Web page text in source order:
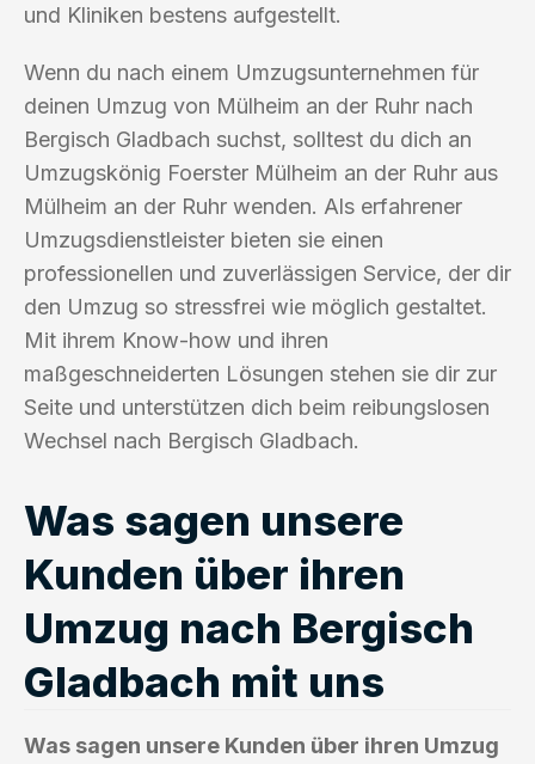
und Kliniken bestens aufgestellt.
Wenn du nach einem Umzugsunternehmen für
deinen Umzug von Mülheim an der Ruhr nach
Bergisch Gladbach suchst, solltest du dich an
Umzugskönig Foerster Mülheim an der Ruhr aus
Mülheim an der Ruhr wenden. Als erfahrener
Umzugsdienstleister bieten sie einen
professionellen und zuverlässigen Service, der dir
den Umzug so stressfrei wie möglich gestaltet.
Mit ihrem Know-how und ihren
maßgeschneiderten Lösungen stehen sie dir zur
Seite und unterstützen dich beim reibungslosen
Wechsel nach Bergisch Gladbach.
Was sagen unsere
Kunden über ihren
Umzug nach Bergisch
Gladbach mit uns
Was sagen unsere Kunden über ihren Umzug